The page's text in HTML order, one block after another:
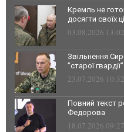
Кремль не
досягти своїх
03.08.2026 13:02
Звільнення
"старої
23.07.2026 10:32
Повний текст
Федорова
18.07.2026 09:27